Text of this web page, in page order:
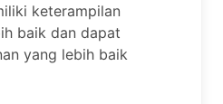
keterampilan
baik dan dapat
yang lebih baik